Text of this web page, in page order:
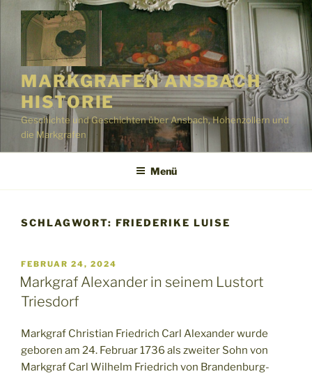
Zum
Inhalt
springen
MARKGRAFEN ANSBACH
HISTORIE
Geschichte und Geschichten über Ansbach, Hohenzollern und
die Markgrafen
Menü
SCHLAGWORT: FRIEDERIKE LUISE
VERÖFFENTLICHT
AM
FEBRUAR 24, 2024
Markgraf Alexander in seinem Lustort
Triesdorf
Markgraf Christian Friedrich Carl Alexander wurde
geboren am 24. Februar 1736 als zweiter Sohn von
Markgraf Carl Wilhelm Friedrich von Brandenburg-